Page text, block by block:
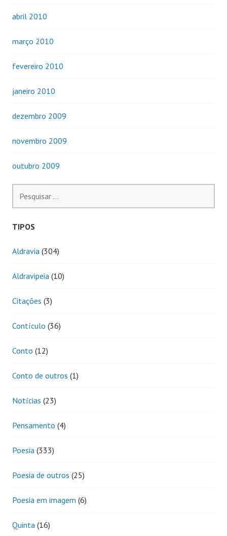
abril 2010
março 2010
fevereiro 2010
janeiro 2010
dezembro 2009
novembro 2009
outubro 2009
por:
TIPOS
Aldravia (304)
Aldravipeia (10)
Citações (3)
Contículo (36)
Conto (12)
Conto de outros (1)
Notícias (23)
Pensamento (4)
Poesia (333)
Poesia de outros (25)
Poesia em imagem (6)
Quinta (16)